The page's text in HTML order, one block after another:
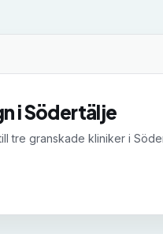
iSödertälje
tre granskade kliniker i